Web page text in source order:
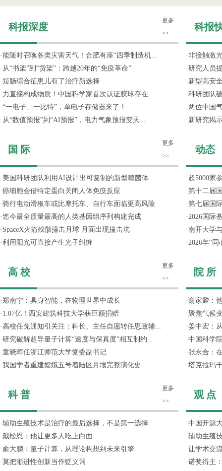
科报深度
更多
>>
·能随时召唤各类灾害天气！合肥有座“四季制造机...
· 从“书架”到“货架”：跨越20年的“免疫革命”
· 短肠综合征患儿有了治疗新选择
· 力直接构成物质！中国科学家首次认证胶球存在
·“一电子、一比特”，单电子存储器来了！
· 从“数值预报”到“AI预报”，电力气象预报变天...
国 际
更多
>>
· 美国科研团队利用AI设计出可复制的新型噬菌体
·癌细胞会借特定蛋白关闭人体免疫反应
·骑行电动滑板车或比摩托车、自行车面临更高风险
·迄今最全质量最高的人类基因组序列构建完成
· SpaceX火箭残骸撞击月球 月面出现撞击坑
·利用阳光可直接产生光子纠缠
高 校
更多
>>
·郑南宁：具身智能，在物理世界中成长
· 1.07亿！西安建筑科技大学获巨额捐赠
· 高校任免通知引关注：科长、主任自愿转任思政辅...
·研究破解超导量子计算“速度与保真度”相互制约...
·童晓晖任浙江师范大学党委副书记
·我国学者重建嫦娥五号着陆区月壤完整演化史
科 普
更多
>>
·辅助生殖技术是治疗的最后选择，不是第一选择
·戴松恩：他让更多人吃上白面
·俞大鹏：量子计算，从理论构想到未来引擎
·莫把渐进性创新当作贬义词
科报
·非接触激
·研究人员
· 新型高安
·科研团队
· 两位中国
· 新研究揭
动态
· 超5000家
·第十二届
·第七届国
·2026国际
·南开大学
·2026年“
院 所
·谢家麟：
·聚焦气候
·姜中宏：
·中国科学
·张永合：
·塔克拉玛
观 点
·中国开源
·辅助生殖
·让学术交
·诺奖得主